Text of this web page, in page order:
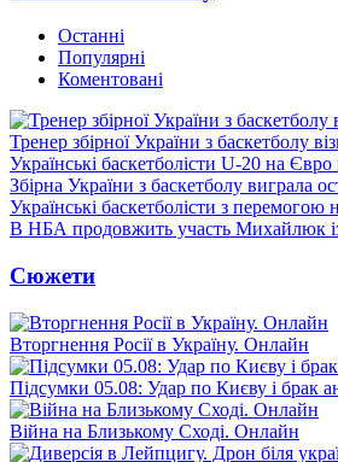
Останні
Популярні
Коментовані
Тренер збірної України з баскетболу
Українські баскетболісти U-20 на
Збірна України з баскетболу виграла
Українські баскетболісти з
В НБА продовжить участь Михайлюк
Сюжети
Вторгнення Росії в Україну. Онлайн
Підсумки 05.08: Удар по Києву і брак
Війна на Близькому Сході. Онлайн